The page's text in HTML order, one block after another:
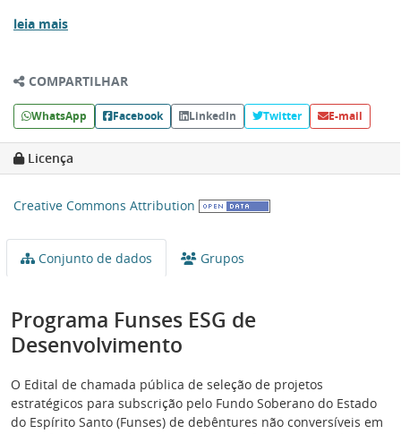
leia mais
COMPARTILHAR
WhatsApp Facebook LinkedIn Twitter E-mail
Licença
Creative Commons Attribution
Conjunto de dados Grupos
Programa Funses ESG de
Desenvolvimento
O Edital de chamada pública de seleção de projetos
estratégicos para subscrição pelo Fundo Soberano do Estado
do Espírito Santo (Funses) de debêntures não conversíveis em